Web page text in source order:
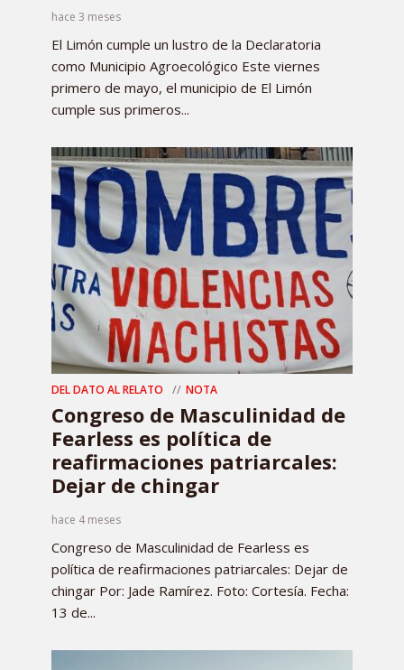
hace 3 meses
El Limón cumple un lustro de la Declaratoria
como Municipio Agroecológico Este viernes
primero de mayo, el municipio de El Limón
cumple sus primeros...
DEL DATO AL RELATO NOTA
Congreso de Masculinidad de
Fearless es política de
reafirmaciones patriarcales:
Dejar de chingar
hace 4 meses
Congreso de Masculinidad de Fearless es
política de reafirmaciones patriarcales: Dejar de
chingar Por: Jade Ramírez. Foto: Cortesía. Fecha:
13 de...